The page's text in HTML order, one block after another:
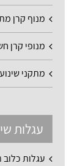
מנוף קרן
מנופי קרן
מתקני
עגלות
עגלות